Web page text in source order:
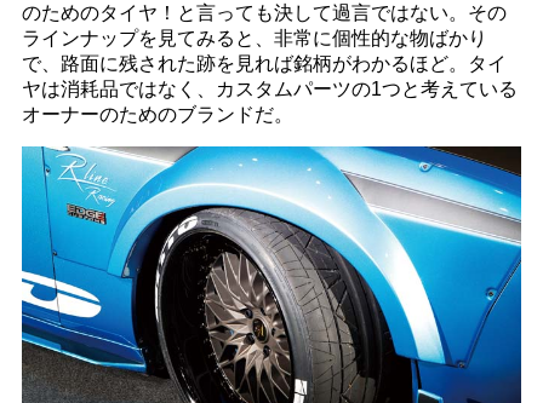
のためのタイヤ！と言っても決して過言ではない。その
ラインナップを見てみると、非常に個性的な物ばかり
で、路面に残された跡を見れば銘柄がわかるほど。タイ
ヤは消耗品ではなく、カスタムパーツの1つと考えている
オーナーのためのブランドだ。